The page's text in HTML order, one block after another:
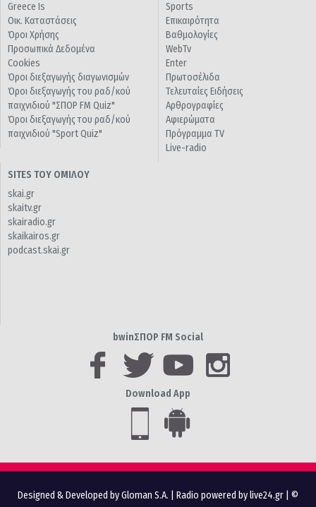
Greece Is
Οικ. Καταστάσεις
Όροι Χρήσης
Προσωπικά Δεδομένα
Cookies
Όροι διεξαγωγής διαγωνισμών
Όροι διεξαγωγής του ραδ/κού
παιχνιδιού "ΣΠΟΡ FM Quiz"
Όροι διεξαγωγής του ραδ/κού
παιχνιδιού "Sport Quiz"
Sports
Επικαιρότητα
Βαθμολογίες
WebTv
Enter
Πρωτοσέλιδα
Τελευταίες Ειδήσεις
Αρθρογραφίες
Αφιερώματα
Πρόγραμμα TV
Live-radio
SITES ΤΟΥ ΟΜΙΛΟΥ
skai.gr
skaitv.gr
skairadio.gr
skaikairos.gr
podcast.skai.gr
bwinΣΠΟΡ FM Social
Download App
Designed & Developed by Gloman S.A. Radio powered by live24.gr | ©